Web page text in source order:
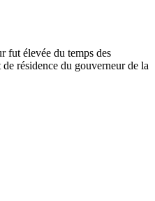
fut élevée du temps des
résidence du gouverneur de la